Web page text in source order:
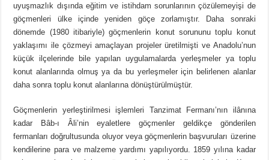
uyuşmazlık dışında eğitim ve istihdam sorunlarının çözülemeyişi de
göçmenleri ülke içinde yeniden göçe zorlamıştır. Daha sonraki
dönemde (1980 itibariyle) göçmenlerin konut sorununu toplu konut
yaklaşımı ile çözmeyi amaçlayan projeler üretilmişti ve Anadolu’nun
küçük ilçelerinde bile yapılan uygulamalarda yerleşmeler ya toplu
konut alanlarında olmuş ya da bu yerleşmeler için belirlenen alanlar
daha sonra toplu konut alanlarına dönüştürülmüştür.
Göçmenlerin yerleştirilmesi işlemleri Tanzimat Fermanı’nın ilânına
kadar Bâb-ı Âli’nin eyaletlere göçmenler geldikçe gönderilen
fermanları doğrultusunda oluyor veya göçmenlerin başvuruları üzerine
kendilerine para ve malzeme yardımı yapılıyordu. 1859 yılına kadar